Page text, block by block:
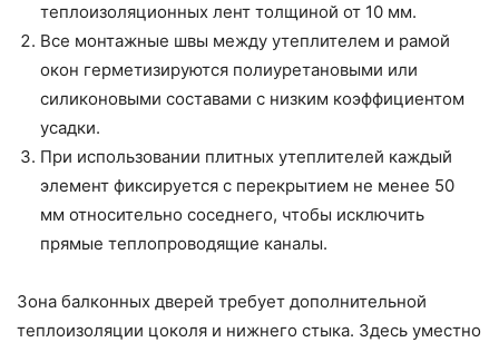
теплоизоляционных лент толщиной от 10 мм.
Все монтажные швы между утеплителем и рамой
окон герметизируются полиуретановыми или
силиконовыми составами с низким коэффициентом
усадки.
При использовании плитных утеплителей каждый
элемент фиксируется с перекрытием не менее 50
мм относительно соседнего, чтобы исключить
прямые теплопроводящие каналы.
Зона балконных дверей требует дополнительной
теплоизоляции цоколя и нижнего стыка. Здесь уместно